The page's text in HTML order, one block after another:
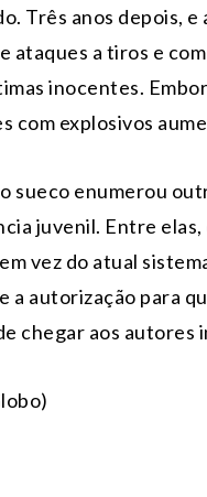
Três anos depois,
ataques a tiros e
inocentes.
com explosivos
sueco enumerou
juvenil. Entre
vez do atual
a autorização para
chegar aos autores